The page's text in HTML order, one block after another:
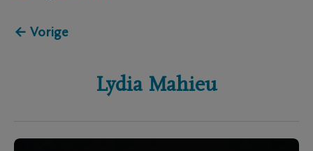
← Vorige
Lydia Mahieu